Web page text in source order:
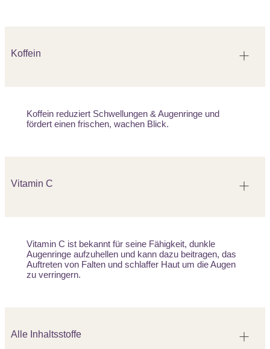
Koffein
Koffein reduziert Schwellungen & Augenringe und
fördert einen frischen, wachen Blick.
Vitamin C
Vitamin C ist bekannt für seine Fähigkeit, dunkle
Augenringe aufzuhellen und kann dazu beitragen, das
Auftreten von Falten und schlaffer Haut um die Augen
zu verringern.
Alle Inhaltsstoffe